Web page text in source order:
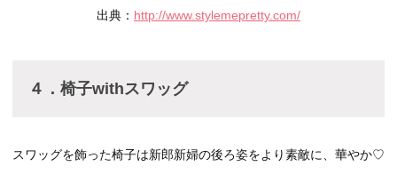
出典： http://www.stylemepretty.com/
４．椅子withスワッグ
スワッグを飾った椅子は新郎新婦の後ろ姿をより素敵に、華やか♡